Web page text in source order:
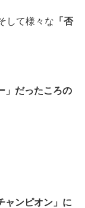
して様々な 「否
」だったころの
ャンピオン」に